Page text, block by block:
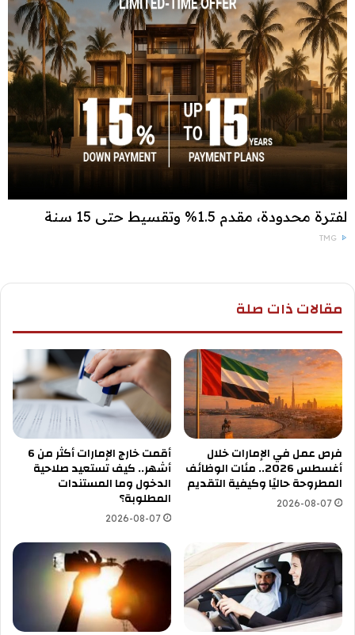
لفترة محدودة، مقدم 1.5% وتقسيط حتى 15 سنة
TMG
مقالات ذات صلة
فرص عمل في الإمارات خلال
أغسطس 2026.. مئات الوظائف
المطروحة حاليًا وكيفية التقديم
2026-08-07
أقمت خارج الإمارات أكثر من 6
أشهر.. كيف تستعيد صلاحية
الدخول وما المستندات
المطلوبة؟
2026-08-07